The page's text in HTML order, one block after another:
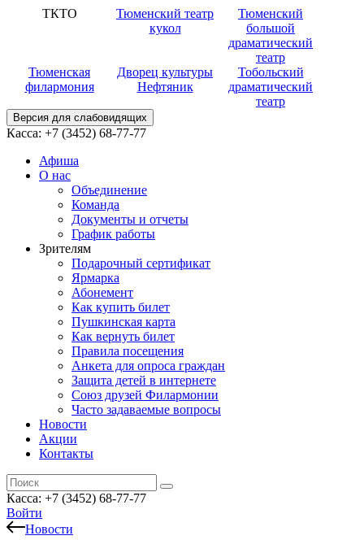
ТКТО
Тюменский театр
кукол
Тюменский
большой
драматический
театр
Тюменская
филармония
Дворец культуры
Нефтяник
Тобольский
драматический
театр
Версия для слабовидящих
Касса: +7 (3452) 68-77-77
Афиша
О нас
Объединение
Команда
Документы и отчеты
График работы
Зрителям
Подарочный сертификат
Ярмарка
Абонемент
Как купить билет
Пушкинская карта
Как вернуть билет
Правила посещения
Анкета для опроса граждан
Защита детей в интернете
Союз друзей Филармонии
Часто задаваемые вопросы
Новости
Акции
Контакты
Касса: +7 (3452) 68-77-77
Войти
Новости